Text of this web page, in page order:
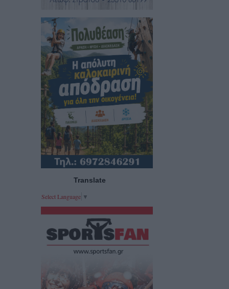
Translate
Select Language ▼